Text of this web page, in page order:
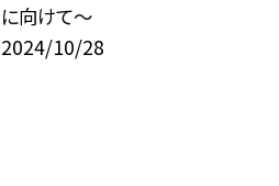
に向けて〜
2024/10/28